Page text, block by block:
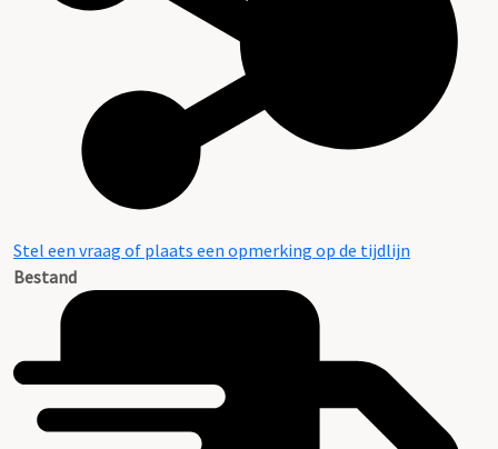
Stel een vraag of plaats een opmerking op de tijdlijn
Bestand